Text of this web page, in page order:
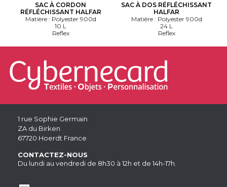
SAC À CORDON
RÉFLÉCHISSANT HALFAR
Matière : Polyester 900d
10 L
Reflex
SAC À DOS RÉFLÉCHISSANT
HALFAR
Matière : Polyester 900d
24 L
Reflex
1 rue Sophie Germain
ZA du Birken
67720 Hoerdt France
CONTACTEZ-NOUS
Du lundi au vendredi de 8h30 à 12h et de 14h-17h.